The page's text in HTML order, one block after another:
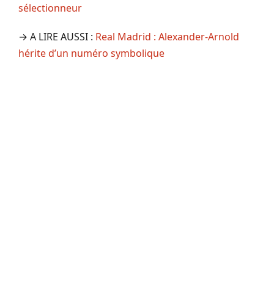
sélectionneur
→ A LIRE AUSSI : Real Madrid : Alexander-Arnold
hérite d’un numéro symbolique